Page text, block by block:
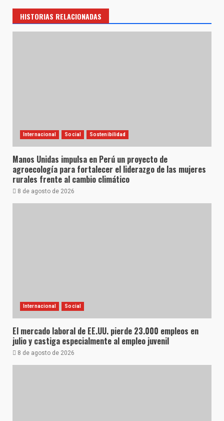
HISTORIAS RELACIONADAS
Internacional Social Sostenibilidad
Manos Unidas impulsa en Perú un proyecto de
agroecología para fortalecer el liderazgo de las mujeres
rurales frente al cambio climático
8 de agosto de 2026
Internacional Social
El mercado laboral de EE.UU. pierde 23.000 empleos en
julio y castiga especialmente al empleo juvenil
8 de agosto de 2026